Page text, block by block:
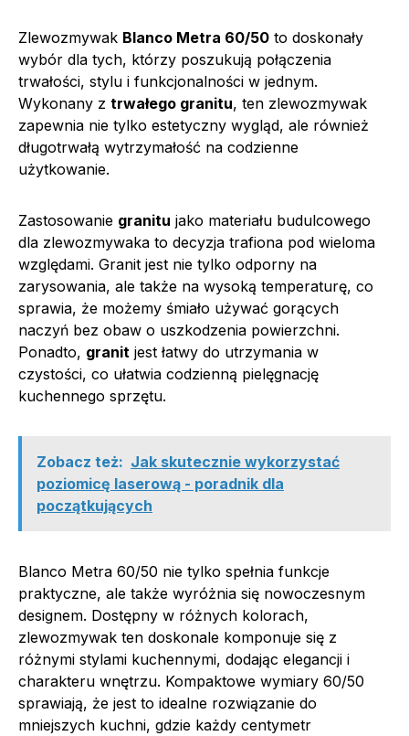
Zlewozmywak Blanco Metra 60/50 to doskonały
wybór dla tych, którzy poszukują połączenia
trwałości, stylu i funkcjonalności w jednym.
Wykonany z trwałego granitu, ten zlewozmywak
zapewnia nie tylko estetyczny wygląd, ale również
długotrwałą wytrzymałość na codzienne
użytkowanie.
Zastosowanie granitu jako materiału budulcowego
dla zlewozmywaka to decyzja trafiona pod wieloma
względami. Granit jest nie tylko odporny na
zarysowania, ale także na wysoką temperaturę, co
sprawia, że możemy śmiało używać gorących
naczyń bez obaw o uszkodzenia powierzchni.
Ponadto, granit jest łatwy do utrzymania w
czystości, co ułatwia codzienną pielęgnację
kuchennego sprzętu.
Zobacz też: Jak skutecznie wykorzystać
poziomicę laserową - poradnik dla
początkujących
Blanco Metra 60/50 nie tylko spełnia funkcje
praktyczne, ale także wyróżnia się nowoczesnym
designem. Dostępny w różnych kolorach,
zlewozmywak ten doskonale komponuje się z
różnymi stylami kuchennymi, dodając elegancji i
charakteru wnętrzu. Kompaktowe wymiary 60/50
sprawiają, że jest to idealne rozwiązanie do
mniejszych kuchni, gdzie każdy centymetr